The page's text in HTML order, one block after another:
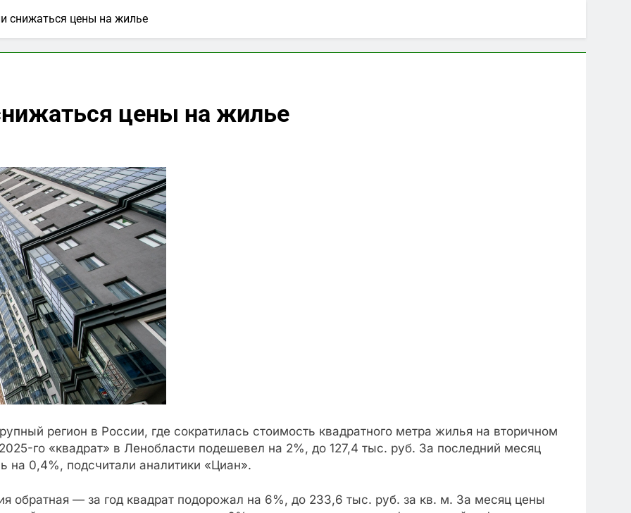
снижаться цены на жилье
цены на жилье
регион в России, где сократилась стоимость квадратного метра жилья на вторичном
го «квадрат» в Ленобласти подешевел на 2%, до 127,4 тыс. руб. За последний месяц
на 0,4%, подсчитали аналитики «Циан».
обратная — за год квадрат подорожал на 6%, до 233,6 тыс. руб. за кв. м. За месяц цены